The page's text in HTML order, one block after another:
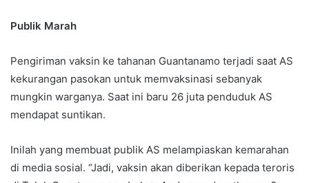
Publik Marah
Pengiriman vaksin ke tahanan Guantanamo terjadi saat AS
kekurangan pasokan untuk memvaksinasi sebanyak
mungkin warganya. Saat ini baru 26 juta penduduk AS
mendapat suntikan.
Inilah yang membuat publik AS melampiaskan kemarahan
di media sosial. “Jadi, vaksin akan diberikan kepada teroris